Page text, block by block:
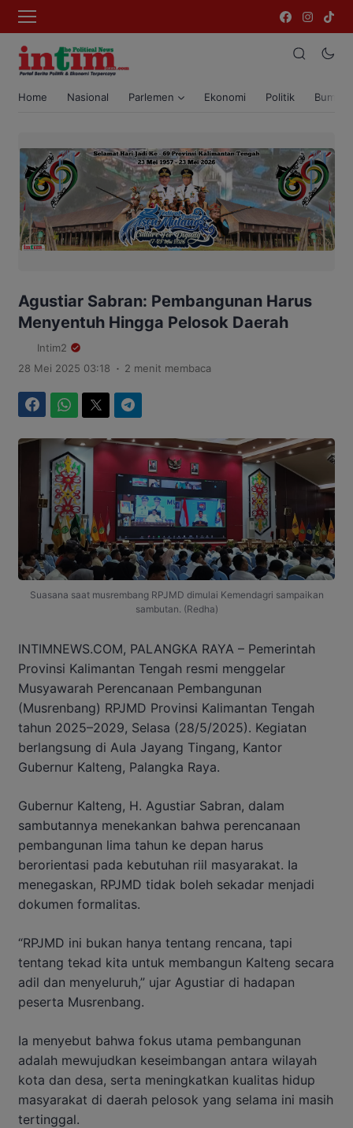
Home Nasional Parlemen Ekonomi Politik Bumi
Agustiar Sabran: Pembangunan Harus
Menyentuh Hingga Pelosok Daerah
Intim2
28 Mei 2025 03:18 . 2 menit membaca
Suasana saat musrembang RPJMD dimulai Kemendagri sampaikan
sambutan. (Redha)
INTIMNEWS.COM, PALANGKA RAYA – Pemerintah
Provinsi Kalimantan Tengah resmi menggelar
Musyawarah Perencanaan Pembangunan
(Musrenbang) RPJMD Provinsi Kalimantan Tengah
tahun 2025–2029, Selasa (28/5/2025). Kegiatan
berlangsung di Aula Jayang Tingang, Kantor
Gubernur Kalteng, Palangka Raya.
Gubernur Kalteng, H. Agustiar Sabran, dalam
sambutannya menekankan bahwa perencanaan
pembangunan lima tahun ke depan harus
berorientasi pada kebutuhan riil masyarakat. Ia
menegaskan, RPJMD tidak boleh sekadar menjadi
dokumen formalitas.
“RPJMD ini bukan hanya tentang rencana, tapi
tentang tekad kita untuk membangun Kalteng secara
adil dan menyeluruh,” ujar Agustiar di hadapan
peserta Musrenbang.
Ia menyebut bahwa fokus utama pembangunan
adalah mewujudkan keseimbangan antara wilayah
kota dan desa, serta meningkatkan kualitas hidup
masyarakat di daerah pelosok yang selama ini masih
tertinggal.